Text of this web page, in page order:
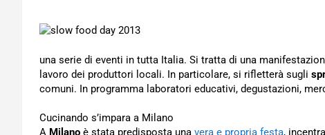
una serie di eventi in tutta Italia. Si tratta di una
lavoro dei produttori locali. In particolare, si rifletterà sugli
comuni. In programma laboratori educativi, degustazioni,
Cucinando s’impara a Milano
A Milano è stata predisposta una vera e propria festa,